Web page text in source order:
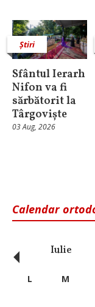
Știri
Sfântul Ierarh
Nifon va fi
sărbătorit la
Târgoviște
03 Aug, 2026
Calendar
Iulie
‹ L M